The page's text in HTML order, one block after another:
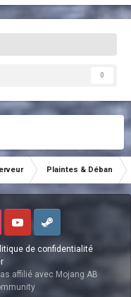
0
Plaintes & Déban
de confidentialité
YoutubeSteam
affilié avec Mojang AB